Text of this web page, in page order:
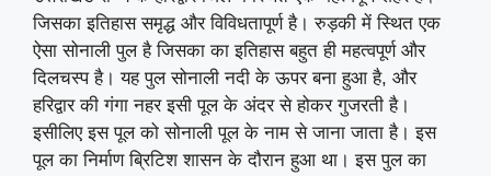
जिसका इतिहास समृद्ध और विविधतापूर्ण है। रुड़की में स्थित एक
ऐसा सोनाली पुल है जिसका का इतिहास बहुत ही महत्वपूर्ण और
दिलचस्प है। यह पुल सोनाली नदी के ऊपर बना हुआ है, और
हरिद्वार की गंगा नहर इसी पूल के अंदर से होकर गुजरती है।
इसीलिए इस पूल को सोनाली पूल के नाम से जाना जाता है। इस
पूल का निर्माण ब्रिटिश शासन के दौरान हुआ था। इस पुल का